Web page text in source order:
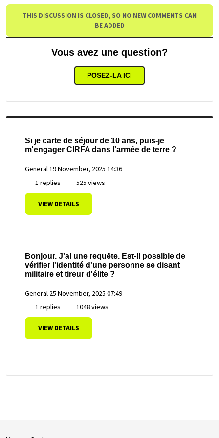
THIS DISCUSSION IS CLOSED, SO NO NEW COMMENTS CAN
BE ADDED
Vous avez une question?
POSEZ-LA ICI
Si je carte de séjour de 10 ans, puis-je
m'engager CIRFA dans l'armée de terre ?
General19 November, 2025 14:36
1 replies
525 views
VIEW DETAILS
Bonjour. J'ai une requête. Est-il possible de
vérifier l'identité d'une personne se disant
militaire et tireur d'élite ?
General 25 November, 2025 07:49
1 replies
1048 views
VIEW DETAILS